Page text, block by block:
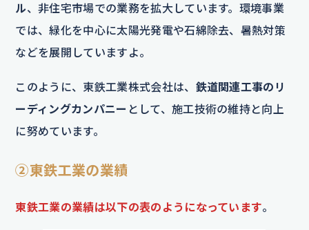
ル、非住宅市場での業務を拡大しています。環境事業
では、緑化を中心に太陽光発電や石綿除去、暑熱対策
などを展開していますよ。
このように、東鉄工業株式会社は、 鉄道関連工事のリ
ーディングカンパニー として、施工技術の維持と向上
に努めています。
②東鉄工業の業績
東鉄工業の業績は以下の表のようになっています。